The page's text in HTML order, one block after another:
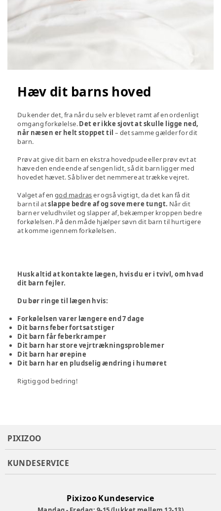
Hæv dit barns hoved
Du kender det, fra når du selv er blevet ramt af en ordenligt
omgang forkølelse.Det er ikke sjovt at skulle ligge ned,
når næsen er helt stoppet til – det samme gælder for dit
barn.
Prøv at give dit barn en ekstra hovedpude eller prøv evt at
hæve den ende ende af sengen lidt, så dit barn ligger med
hovedet hævet. Så bliver det nemmere at trække vejret.
Valget af en god madraser også vigtigt, da det kan få dit
barn til atslappe bedre af og sove mere tungt. Når dit
barn er veludhvilet og slapper af, bekæmper kroppen bedre
forkølelsen. På den måde hjælper søvn dit barn til hurtigere
at komme igennem forkølelsen.
Husk altid at kontakte lægen, hvis du er i tvivl, om hvad
dit barn fejler.
Du bør ringe til lægen hvis:
Forkølelsen varer længere end 7 dage
Dit barns feber fortsat stiger
Dit barn får feberkramper
Dit barn har store vejrtrækningsproblemer
Dit barn har ørepine
Dit barn har en pludselig ændring i humøret
Rigtig god bedring!
PIXIZOO
KUNDESERVICE
Pixizoo Kundeservice